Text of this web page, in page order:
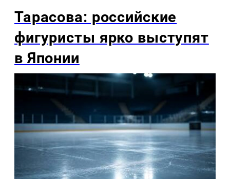
Тарасова: российские
фигуристы ярко выступят
в Японии